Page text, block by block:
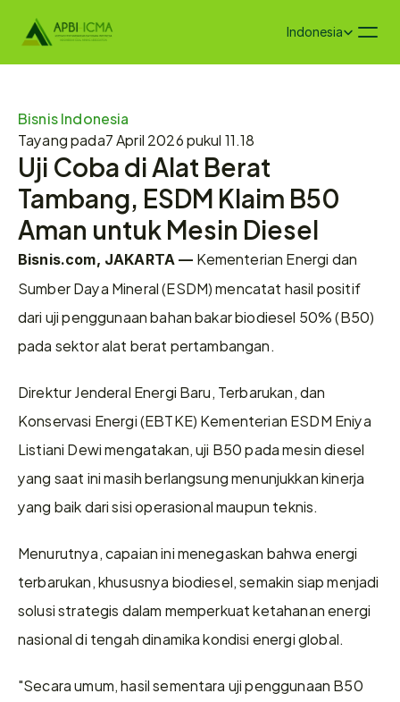
Select Language
Indonesia
Bisnis Indonesia
Tayang pada7 April 2026 pukul 11.18
Uji Coba di Alat Berat
Tambang, ESDM Klaim B50
Aman untuk Mesin Diesel
Bisnis.com, JAKARTA — Kementerian Energi dan
Sumber Daya Mineral (ESDM) mencatat hasil positif
dari uji penggunaan bahan bakar biodiesel 50% (B50)
pada sektor alat berat pertambangan.
Direktur Jenderal Energi Baru, Terbarukan, dan
Konservasi Energi (EBTKE) Kementerian ESDM Eniya
Listiani Dewi mengatakan, uji B50 pada mesin diesel
yang saat ini masih berlangsung menunjukkan kinerja
yang baik dari sisi operasional maupun teknis.
Menurutnya, capaian ini menegaskan bahwa energi
terbarukan, khususnya biodiesel, semakin siap menjadi
solusi strategis dalam memperkuat ketahanan energi
nasional di tengah dinamika kondisi energi global.
"Secara umum, hasil sementara uji penggunaan B50